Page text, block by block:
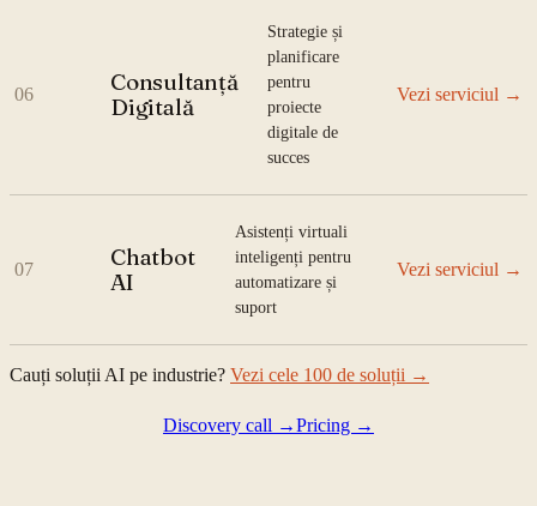
06
Consultanță
Digitală
Strategie și
planificare
pentru
proiecte
digitale de
succes
Vezi serviciul →
07
Chatbot
AI
Asistenți virtuali
inteligenți pentru
automatizare și
suport
Vezi serviciul→
Cauți soluții AI pe industrie? Vezi cele 100 de soluții →
Discovery call →Pricing →